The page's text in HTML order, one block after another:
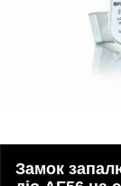
Замок